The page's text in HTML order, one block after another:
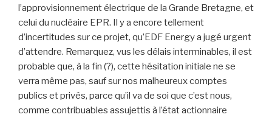
l’approvisionnement électrique de la Grande Bretagne, et
celui du nucléaire EPR. Il y a encore tellement
d’incertitudes sur ce projet, qu’EDF Energy a jugé urgent
d’attendre. Remarquez, vus les délais interminables, il est
probable que, à la fin (?), cette hésitation initiale ne se
verra même pas, sauf sur nos malheureux comptes
publics et privés, parce qu’il va de soi que c’est nous,
comme contribuables assujettis à l’état actionnaire